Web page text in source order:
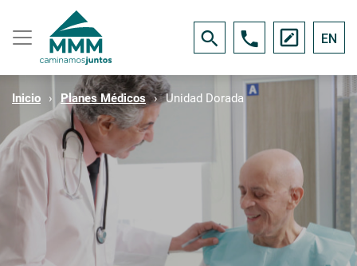
EN
Inicio Planes Médicos Unidad Dorada